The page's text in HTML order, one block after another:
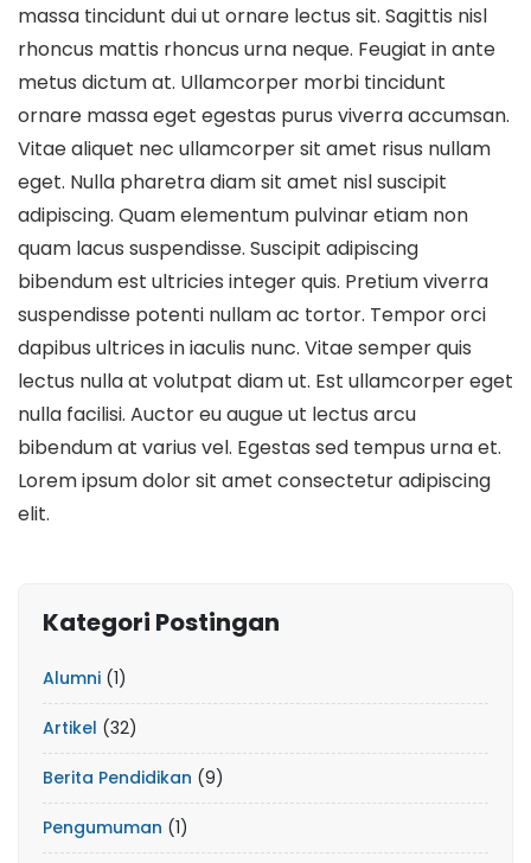
massa tincidunt dui ut ornare lectus sit. Sagittis nisl
rhoncus mattis rhoncus urna neque. Feugiat in ante
metus dictum at. Ullamcorper morbi tincidunt
ornare massa eget egestas purus viverra accumsan.
Vitae aliquet nec ullamcorper sit amet risus nullam
eget. Nulla pharetra diam sit amet nisl suscipit
adipiscing. Quam elementum pulvinar etiam non
quam lacus suspendisse. Suscipit adipiscing
bibendum est ultricies integer quis. Pretium viverra
suspendisse potenti nullam ac tortor. Tempor orci
dapibus ultrices in iaculis nunc. Vitae semper quis
lectus nulla at volutpat diam ut. Est ullamcorper eget
nulla facilisi. Auctor eu augue ut lectus arcu
bibendum at varius vel. Egestas sed tempus urna et.
Lorem ipsum dolor sit amet consectetur adipiscing
elit.
Kategori Postingan
Alumni (1)
Artikel (32)
Berita Pendidikan (9)
Pengumuman (1)